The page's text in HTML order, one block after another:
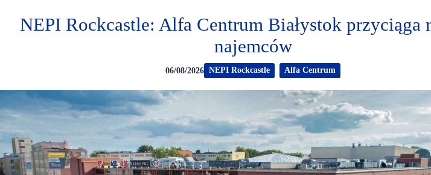
NEPI Rockcastle: Alfa Centrum Białystok przyciąga
najemców
06/08/2026 NEPI Rockcastle Alfa Centrum